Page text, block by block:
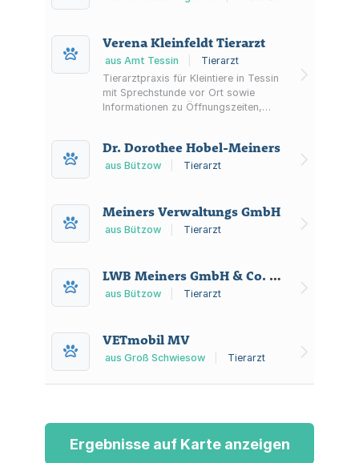
Verena Kleinfeldt Tierarzt
aus Amt Tessin
Tierarzt
Tierarztpraxis für Kleintiere in Tessin
mit Sprechstunde vor Ort sowie
Informationen zu Öffnungszeiten,
Dr. Dorothee Hobel-Meiners
aus Bützow Tierarzt
Meiners Verwaltungs GmbH
aus Bützow Tierarzt
LWB Meiners GmbH & Co. KG
aus Bützow Tierarzt
VETmobil MV
aus Groß Schwiesow Tierarzt
Ergebnisse auf Karte anzeigen